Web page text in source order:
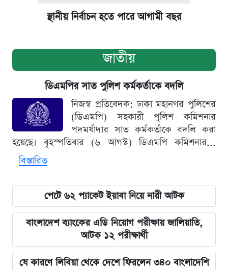
স্থানীয় নির্বাচন হতে পারে আগামী বছর
জাতীয়
ডিএমপির সাত পুলিশ কর্মকর্তাকে বদলি
নিজস্ব প্রতিবেদক: ঢাকা মহানগর পুলিশের
(ডিএমপি) সহকারী পুলিশ কমিশনার
পদমর্যাদার সাত কর্মকর্তাকে বদলি করা
হয়েছে। বৃহস্পতিবার (৬ আগস্ট) ডিএমপি কমিশনার...
বিস্তারিত
পেটে ৬২ প্যাকেট ইয়াবা নিয়ে নারী আটক
বাংলাদেশ ব্যাংকের এডি নিয়োগ পরীক্ষায় জালিয়াতি,
আটক ১২ পরীক্ষার্থী
যে কারণে লিবিয়া থেকে দেশে ফিরলেন ৩৪০ বাংলাদেশি